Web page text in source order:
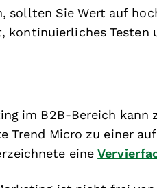
sollten Sie Wert auf
kontinuierliches Testen
im B2B-Bereich kann
Trend Micro zu einer
eine